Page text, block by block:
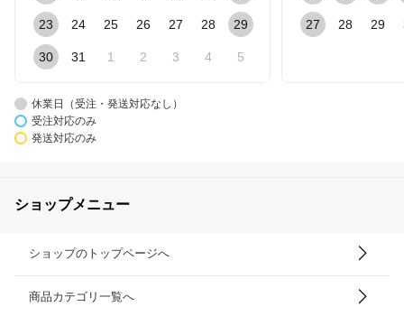
23 24 25 26 27 28 29
30 31 1 2 3 4 5
27 28 29
休業日（受注・発送対応なし）
受注対応のみ
発送対応のみ
ショップメニュー
ショップのトップページへ
商品カテゴリ一覧へ